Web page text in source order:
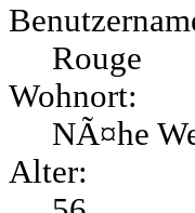
Rouge
Wohnort:
NÃ¤he
Alter: